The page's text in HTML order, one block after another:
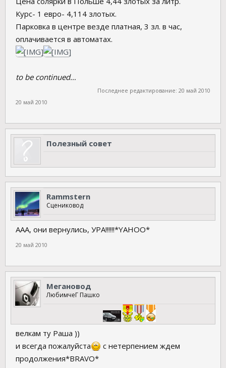
Курс- 1 евро- 4,114 злотых.
Парковка в центре везде платная, 3 зл. в час,
оплачивается в автоматах.
to be continued…
Последнее редактирование: 20 май 2010
20 май 2010
Полезный совет
Rammstern
Сцениковод
ААА, они вернулись, УРА!!!!!!*YAHOO*
20 май 2010
Мегановод
ЛюбимчеГ Пашко
велкам ту Раша ))
и всегда пожалуйста
с нетерпением ждем
продолжения*BRAVO*